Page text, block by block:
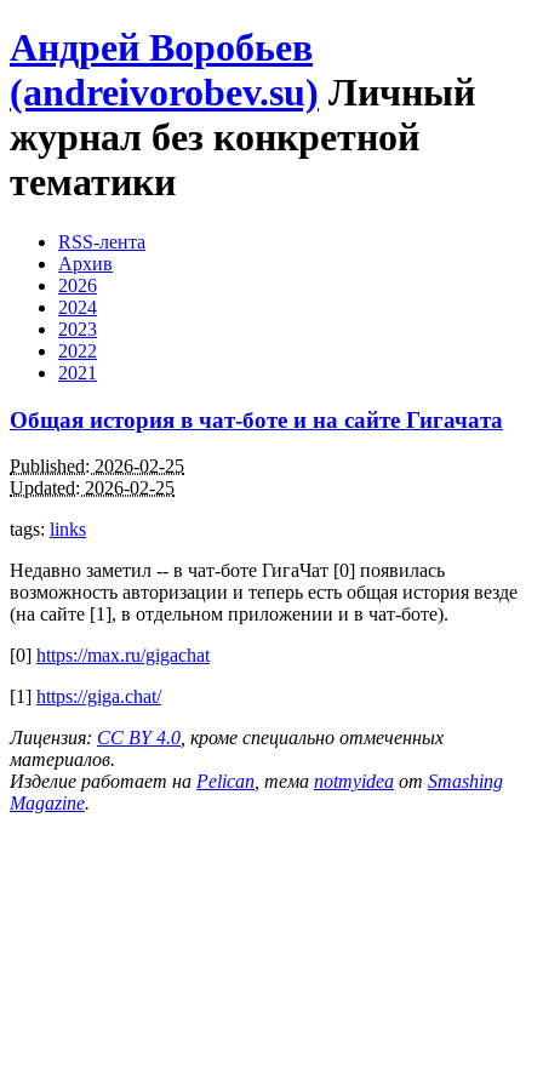
Андрей Воробьев
(andreivorobev.su) Личный
журнал без конкретной
тематики
RSS-лента
Архив
2026
2024
2023
2022
2021
Общая история в чат-боте и на сайте Гигачата
Published: 2026-02-25
Updated: 2026-02-25
tags: links
Недавно заметил -- в чат-боте ГигаЧат [0] появилась
возможность авторизации и теперь есть общая история везде
(на сайте [1], в отдельном приложении и в чат-боте).
[0] https://max.ru/gigachat
[1] https://giga.chat/
Лицензия: CC BY 4.0 , кроме специально отмеченных
материалов.
Изделие работает на Pelican , тема notmyidea от Smashing
Magazine.